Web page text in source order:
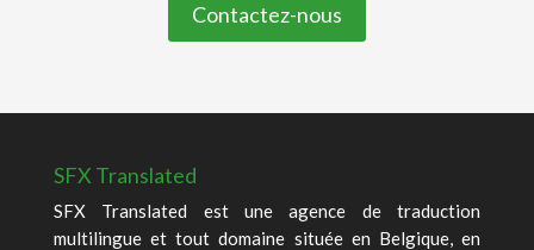
Contactez-nous
SFX Translated
SFX Translated est une agence de traduction
multilingue et tout domaine située en Belgique, en